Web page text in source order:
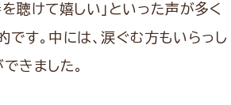
を聴けて嬉しい」といった声が多く
す。中には、涙ぐむ方もいらっし
きました。